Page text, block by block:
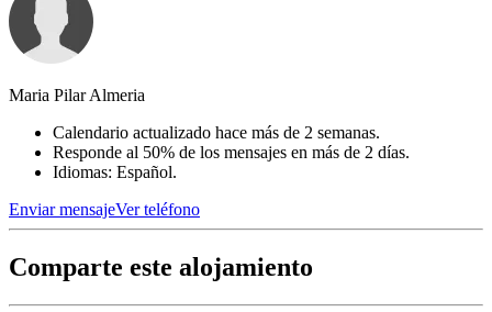
Maria Pilar Almeria
Calendario actualizado hace más de 2 semanas.
Responde al 50% de los mensajes en más de 2 días.
Idiomas: Español.
Enviar mensajeVer teléfono
Comparte este alojamiento